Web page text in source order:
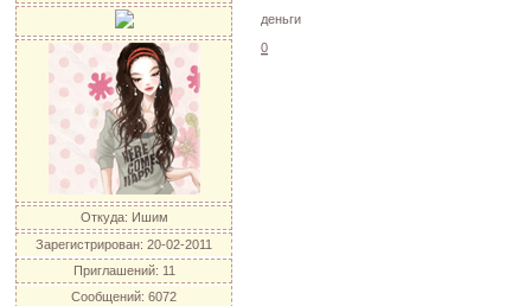
Откуда: Ишим
Зарегистрирован: 20-02-2011
Приглашений: 11
Сообщений: 6072
деньги
0